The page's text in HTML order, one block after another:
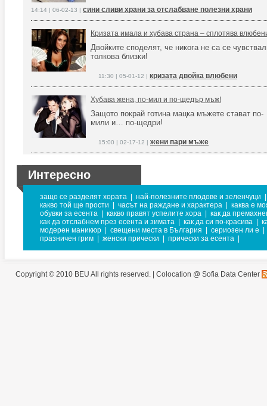
14:14 | 06-02-13 | сини сливи храни за отслабване полезни храни
Кризата имала и хубава страна – сплотява
Двойките споделят, че никога не са се
толкова близки!
11:30 | 05-01-12 | кризата двойка влюбени
Хубава жена, по-мил и по-щедър мъж!
Защото покрай готина мацка мъжете стават по-
мили и… по-щедри!
15:00 | 02-17-12 | жени пари мъже
Интересно
защо се разделят хората най-полезните плодове и зеленчуци
какво той ще прости
часът на раждане и характера
каква е
обувки за есента
какво правят успелите хора
как да
как да отслабнем през есента и зимата
как да си по-красива
модерен маникюр
свещени места в България сериозен ли е
празничен грим
женски прически прически за есента
Copyright © 2010 BEU All rights reserved. | Colocation @ Sofia Data Center